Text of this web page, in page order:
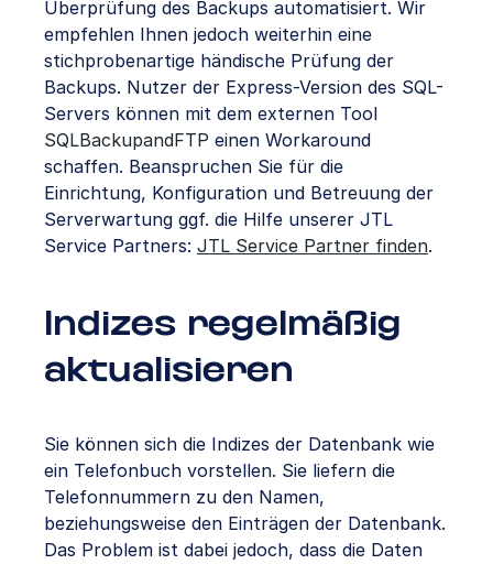
Überprüfung des Backups automatisiert. Wir
empfehlen Ihnen jedoch weiterhin eine
stichprobenartige händische Prüfung der
Backups. Nutzer der Express-Version des SQL-
Servers können mit dem externen Tool
SQLBackupandFTP einen Workaround
schaffen. Beanspruchen Sie für die
Einrichtung, Konfiguration und Betreuung der
Serverwartung ggf. die Hilfe unserer JTL
Service Partners: JTL Service Partner finden.
Indizes regelmäßig
aktualisieren
Sie können sich die Indizes der Datenbank wie
ein Telefonbuch vorstellen. Sie liefern die
Telefonnummern zu den Namen,
beziehungsweise den Einträgen der Datenbank.
Das Problem ist dabei jedoch, dass die Daten